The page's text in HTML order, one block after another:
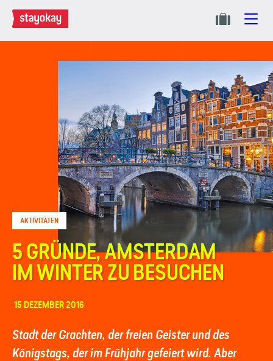
AKTIVITÄTEN
5 GRÜNDE, AMSTERDAM
IM WINTER ZU BESUCHEN
15 DEZEMBER 2016
Stadt der Grachten, der freien Geister und des
Königstags, der im Früh­jahr gefeiert wird. Aber